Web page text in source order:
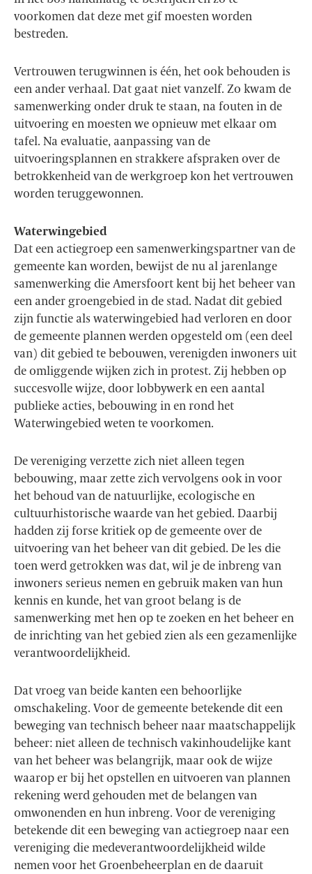
voorkomen dat deze met gif moesten worden
bestreden.
Vertrouwen terugwinnen is één, het ook behouden is
een ander verhaal. Dat gaat niet vanzelf. Zo kwam de
samenwerking onder druk te staan, na fouten in de
uitvoering en moesten we opnieuw met elkaar om
tafel. Na evaluatie, aanpassing van de
uitvoeringsplannen en strakkere afspraken over de
betrokkenheid van de werkgroep kon het vertrouwen
worden teruggewonnen.
Waterwingebied
Dat een actiegroep een samenwerkingspartner van de
gemeente kan worden, bewijst de nu al jarenlange
samenwerking die Amersfoort kent bij het beheer van
een ander groengebied in de stad. Nadat dit gebied
zijn functie als waterwingebied had verloren en door
de gemeente plannen werden opgesteld om (een deel
van) dit gebied te bebouwen, verenigden inwoners uit
de omliggende wijken zich in protest. Zij hebben op
succesvolle wijze, door lobbywerk en een aantal
publieke acties, bebouwing in en rond het
Waterwingebied weten te voorkomen.
De vereniging verzette zich niet alleen tegen
bebouwing, maar zette zich vervolgens ook in voor
het behoud van de natuurlijke, ecologische en
cultuurhistorische waarde van het gebied. Daarbij
hadden zij forse kritiek op de gemeente over de
uitvoering van het beheer van dit gebied. De les die
toen werd getrokken was dat, wil je de inbreng van
inwoners serieus nemen en gebruik maken van hun
kennis en kunde, het van groot belang is de
samenwerking met hen op te zoeken en het beheer en
de inrichting van het gebied zien als een gezamenlijke
verantwoordelijkheid.
Dat vroeg van beide kanten een behoorlijke
omschakeling. Voor de gemeente betekende dit een
beweging van technisch beheer naar maatschappelijk
beheer: niet alleen de technisch vakinhoudelijke kant
van het beheer was belangrijk, maar ook de wijze
waarop er bij het opstellen en uitvoeren van plannen
rekening werd gehouden met de belangen van
omwonenden en hun inbreng. Voor de vereniging
betekende dit een beweging van actiegroep naar een
vereniging die medeverantwoordelijkheid wilde
nemen voor het Groenbeheerplan en de daaruit